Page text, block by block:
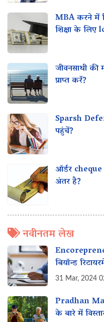
MBA करने में
शिक्षा के
जीवनसाथी
प्राप्त करें?
Sparsh
पहुंचें?
ऑर्डर
अंतर है?
नवीनतम लेख
बियॉन्ड
31 Mar, 2024
Pradhan
के बारे में